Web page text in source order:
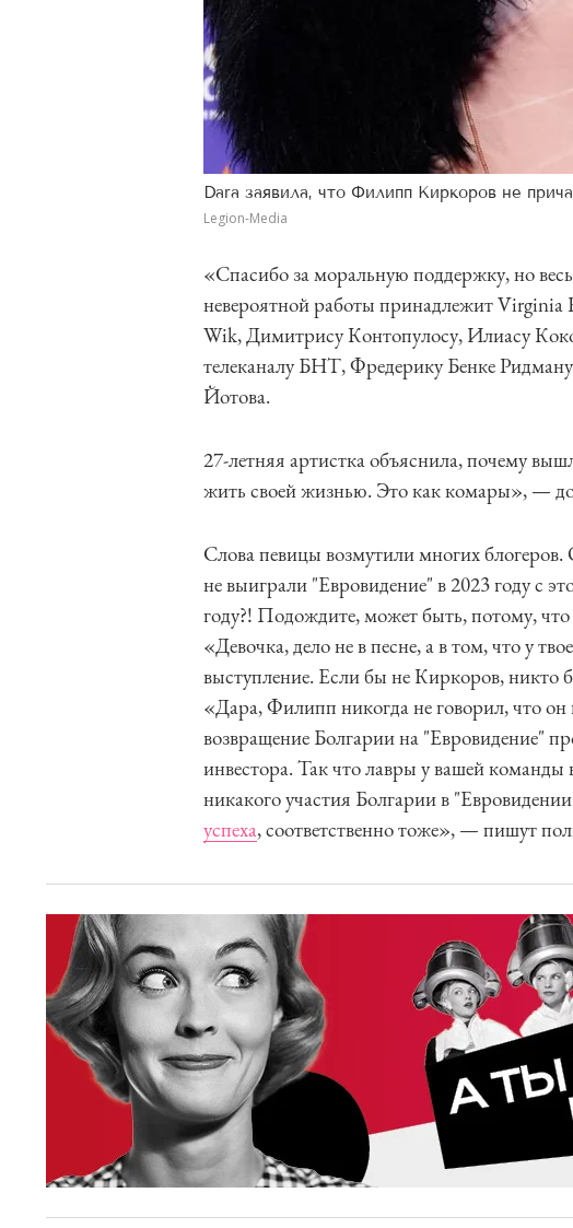
Dara заявила, что Филипп Киркоров не
Legion-Media
«Спасибо за моральную поддержку, но весь
невероятной работы принадлежит Virginia
Wik, Димитрису Контопулосу, Илиасу
телеканалу БНТ, Фредерику Бенке
Йотова.
27-летняя артистка объяснила, почему
жить своей жизнью. Это как комары», —
Слова певицы возмутили многих
не выиграли "Евровидение" в 2023 году с
году?! Подождите, может быть, потому,
«Девочка, дело не в песне, а в том, что у
выступление. Если бы не Киркоров, никто
«Дара, Филипп никогда не говорил, что он
возвращение Болгарии на "Евровидение"
инвестора. Так что лавры у вашей
никакого участия Болгарии в
успеха, соответственно тоже», — пишут